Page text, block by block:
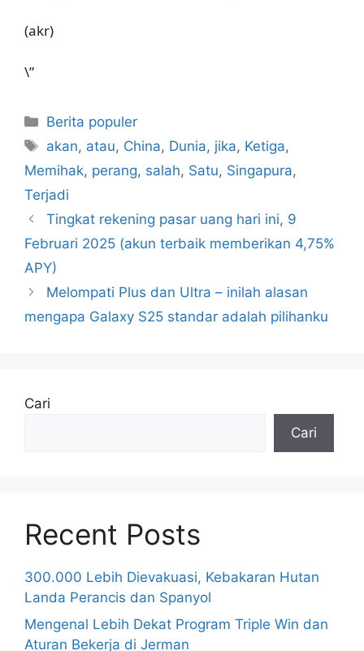
(akr)
\”
Kategori
Berita populer
Tag
akan, atau, China, Dunia, jika, Ketiga,
Memihak, perang, salah, Satu, Singapura,
Terjadi
Tingkat rekening pasar uang hari ini, 9
Februari 2025 (akun terbaik memberikan 4,75%
APY)
Melompati Plus dan Ultra – inilah alasan
mengapa Galaxy S25 standar adalah pilihanku
Cari
Cari
Recent Posts
300.000 Lebih Dievakuasi, Kebakaran Hutan
Landa Perancis dan Spanyol
Mengenal Lebih Dekat Program Triple Win dan
Aturan Bekerja di Jerman